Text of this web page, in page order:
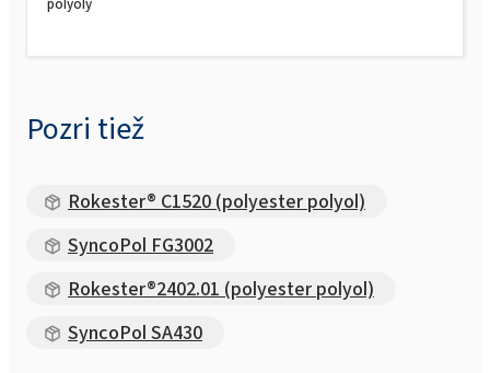
Rokopol MH2000 (polyéterpolyol)
Rokopol® MH2012 (polyéterpolyol)
polyoly
Pozri tiež
Rokester® C1520 (polyester polyol)
SyncoPol FG3002
Rokester®2402.01 (polyester polyol)
SyncoPol SA430